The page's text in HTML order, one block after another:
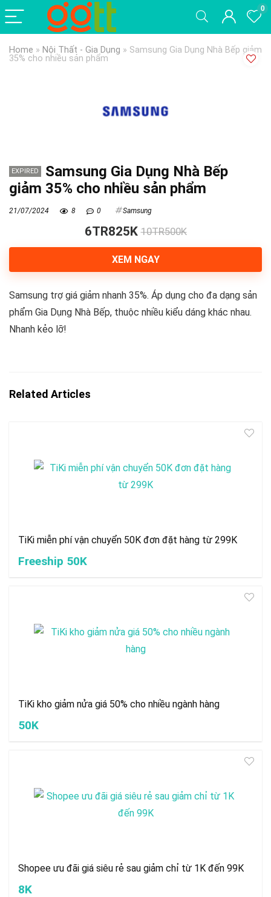
0
Home » Nội Thất - Gia Dụng » Samsung Gia Dụng Nhà Bếp giảm
35% cho nhiều sản phẩm
EXPIRED
Samsung Gia Dụng Nhà Bếp
giảm 35% cho nhiều sản phẩm
21/07/2024 8 0 Samsung
6TR825K 10TR500K
XEM NGAY
Samsung trợ giá giảm nhanh 35%. Áp dụng cho đa dạng sản
phẩm Gia Dụng Nhà Bếp, thuộc nhiều kiểu dáng khác nhau.
Nhanh kẻo lỡ!
Related Articles
TiKi miễn phí vận chuyển 50K đơn đặt hàng từ 299K
Freeship 50K
TiKi kho giảm nửa giá 50% cho nhiều ngành hàng
50K
Shopee ưu đãi giá siêu rẻ sau giảm chỉ từ 1K đến 99K
8K